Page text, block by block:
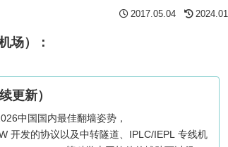
2017.05.04
场）：
更新）
中国国内最佳翻墙姿势，
开发的协议以及中转隧道、IPLC/IEPL 专线机